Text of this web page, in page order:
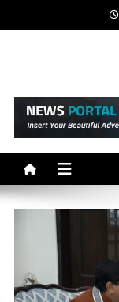
to